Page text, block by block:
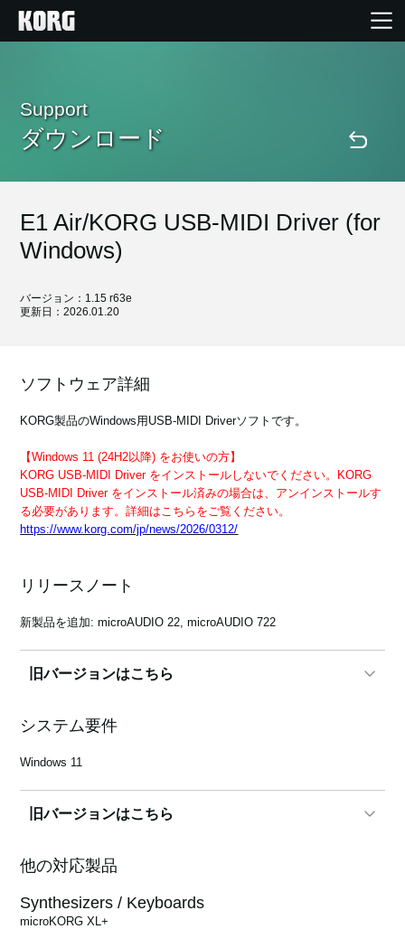
Products
Import Products
Features
Events
News
Location
Support
ダウンロード
E1 Air/KORG USB-MIDI Driver (for
Windows)
バージョン：1.15 r63e
更新日：2026.01.20
ソフトウェア詳細
KORG製品のWindows用USB-MIDI Driverソフトです。
【Windows 11 (24H2以降) をお使いの方】
KORG USB-MIDI Driver をインストールしないでください。KORG
USB-MIDI Driver をインストール済みの場合は、アンインストールす
る必要があります。詳細はこちらをご覧ください。
https://www.korg.com/jp/news/2026/0312/
リリースノート
新製品を追加: microAUDIO 22, microAUDIO 722
旧バージョンはこちら
1.15 r62e
新製品の追加: Poetry M
1.15 r60e
新製品の追加: B2+, E1 Air
システム要件
Windows 11
旧バージョンはこちら
1.15 r62e
他の対応製品
Synthesizers / Keyboards
microKORG XL+